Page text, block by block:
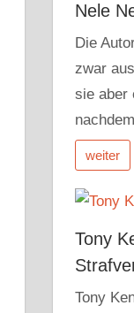
Nele
Die
zwar
sie aber
weiter
Tony
Tony